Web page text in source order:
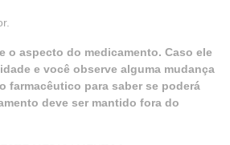
o aspecto do medicamento. Caso ele
e você observe alguma mudança
farmacêutico para saber se poderá
deve ser mantido fora do